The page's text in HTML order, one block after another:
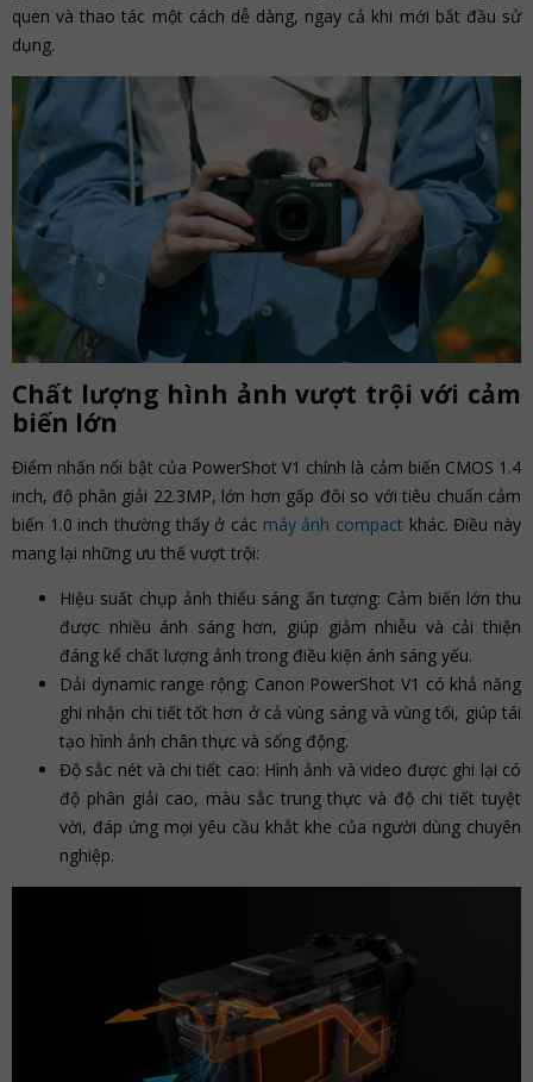
quen và thao tác một cách dễ dàng, ngay cả khi mới bắt đầu sử
dụng.
Chất lượng hình ảnh vượt trội với cảm
biến lớn
Điểm nhấn nổi bật của PowerShot V1 chính là cảm biến CMOS 1.4
inch, độ phân giải 22.3MP, lớn hơn gấp đôi so với tiêu chuẩn cảm
biến 1.0 inch thường thấy ở các máy ảnh compact khác. Điều này
mang lại những ưu thế vượt trội:
Hiệu suất chụp ảnh thiếu sáng ấn tượng: Cảm biến lớn thu
được nhiều ánh sáng hơn, giúp giảm nhiễu và cải thiện
đáng kể chất lượng ảnh trong điều kiện ánh sáng yếu.
Dải dynamic range rộng: Canon PowerShot V1 có khả năng
ghi nhận chi tiết tốt hơn ở cả vùng sáng và vùng tối, giúp tái
tạo hình ảnh chân thực và sống động.
Độ sắc nét và chi tiết cao: Hình ảnh và video được ghi lại có
độ phân giải cao, màu sắc trung thực và độ chi tiết tuyệt
vời, đáp ứng mọi yêu cầu khắt khe của người dùng chuyên
nghiệp.